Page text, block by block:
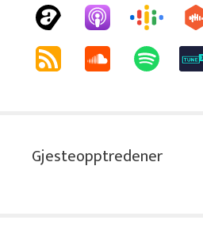
Gjesteopptredener